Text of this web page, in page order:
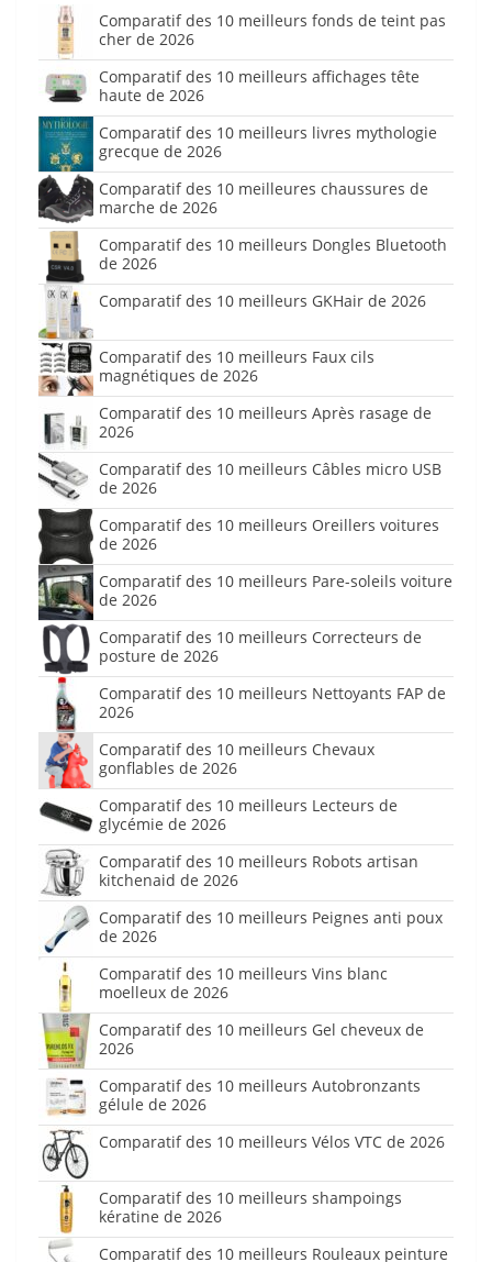
Comparatif des 10 meilleurs fonds de teint pas
cher de 2026
Comparatif des 10 meilleurs affichages tête
haute de 2026
Comparatif des 10 meilleurs livres mythologie
grecque de 2026
Comparatif des 10 meilleures chaussures de
marche de 2026
Comparatif des 10 meilleurs Dongles Bluetooth
de 2026
Comparatif des 10 meilleurs GKHair de 2026
Comparatif des 10 meilleurs Faux cils
magnétiques de 2026
Comparatif des 10 meilleurs Après rasage de
2026
Comparatif des 10 meilleurs Câbles micro USB
de 2026
Comparatif des 10 meilleurs Oreillers voitures
de 2026
Comparatif des 10 meilleurs Pare-soleils voiture
de 2026
Comparatif des 10 meilleurs Correcteurs de
posture de 2026
Comparatif des 10 meilleurs Nettoyants FAP de
2026
Comparatif des 10 meilleurs Chevaux
gonflables de 2026
Comparatif des 10 meilleurs Lecteurs de
glycémie de 2026
Comparatif des 10 meilleurs Robots artisan
kitchenaid de 2026
Comparatif des 10 meilleurs Peignes anti poux
de 2026
Comparatif des 10 meilleurs Vins blanc
moelleux de 2026
Comparatif des 10 meilleurs Gel cheveux de
2026
Comparatif des 10 meilleurs Autobronzants
gélule de 2026
Comparatif des 10 meilleurs Vélos VTC de 2026
Comparatif des 10 meilleurs shampoings
kératine de 2026
Comparatif des 10 meilleurs Rouleaux peinture